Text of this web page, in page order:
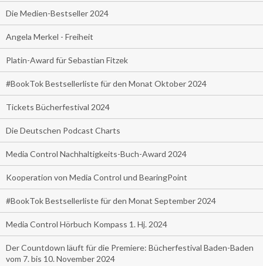
Die Medien-Bestseller 2024
Angela Merkel - Freiheit
Platin-Award für Sebastian Fitzek
#BookTok Bestsellerliste für den Monat Oktober 2024
Tickets Bücherfestival 2024
Die Deutschen Podcast Charts
Media Control Nachhaltigkeits-Buch-Award 2024
Kooperation von Media Control und BearingPoint
#BookTok Bestsellerliste für den Monat September 2024
Media Control Hörbuch Kompass 1. Hj. 2024
Der Countdown läuft für die Premiere: Bücherfestival Baden-Baden
vom 7. bis 10. November 2024